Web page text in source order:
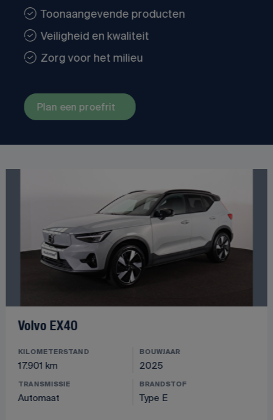
Toonaangevende producten
Veiligheid en kwaliteit
Zorg voor het milieu
Plan een proefrit
Volvo EX40
KILOMETERSTAND
17.901 km
BOUWJAAR
2025
TRANSMISSIE
Automaat
BRANDSTOF
Type E